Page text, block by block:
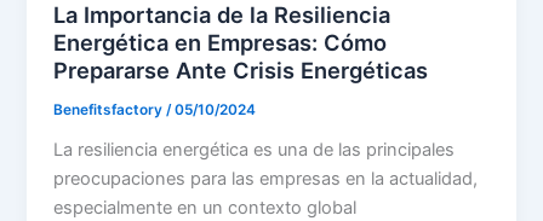
La Importancia de la Resiliencia
Energética en Empresas: Cómo
Prepararse Ante Crisis Energéticas
Benefitsfactory/05/10/2024
La resiliencia energética es una de las principales
preocupaciones para las empresas en la actualidad,
especialmente en un contexto global